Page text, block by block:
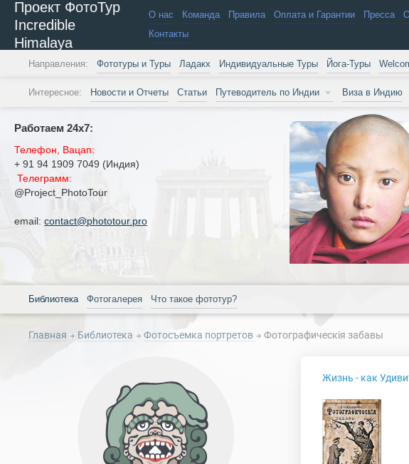
Проект ФотоТур
Incredible
Himalaya
О нас Команда Правила Оплата и Гарантии Пресса
Контакты
Направления: Фототуры и Туры Ладакх Индивидуальные Туры Йога-Туры
Интересное: Новости и Отчеты Статьи Путеводитель по Индии Виза в Индию
Работаем 24х7:
Телефон, Вацап:
+ 91 94 1909 7049 (Индия)
Телеграмм:
@Project_PhotoTour
email: contact@phototour.pro
Библиотека Фотогалерея Что такое фототур?
Главная Библиотека Фотосъемка портретов Фотографическiя забавы
Жизнь - как